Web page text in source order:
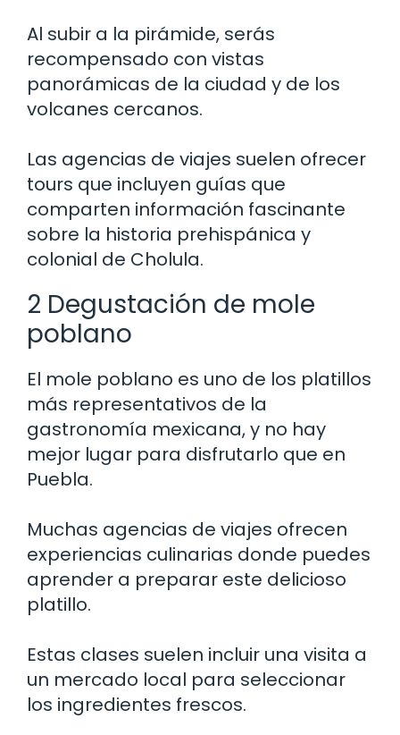
Al subir a la pirámide, serás
recompensado con vistas
panorámicas de la ciudad y de los
volcanes cercanos.
Las agencias de viajes suelen ofrecer
tours que incluyen guías que
comparten información fascinante
sobre la historia prehispánica y
colonial de Cholula.
2 Degustación de mole
poblano
El mole poblano es uno de los platillos
más representativos de la
gastronomía mexicana, y no hay
mejor lugar para disfrutarlo que en
Puebla.
Muchas agencias de viajes ofrecen
experiencias culinarias donde puedes
aprender a preparar este delicioso
platillo.
Estas clases suelen incluir una visita a
un mercado local para seleccionar
los ingredientes frescos.